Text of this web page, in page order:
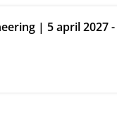
| 5 april 2027 -